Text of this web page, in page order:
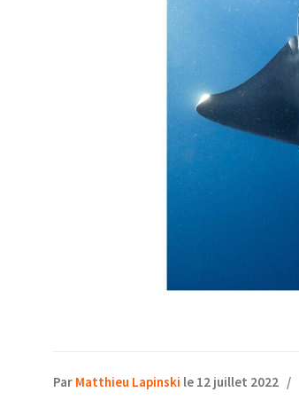
Par Matthieu Lapinski le 12 juillet 2022 /